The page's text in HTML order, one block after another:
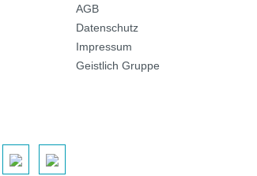
AGB
Datenschutz
Impressum
Geistlich Gruppe